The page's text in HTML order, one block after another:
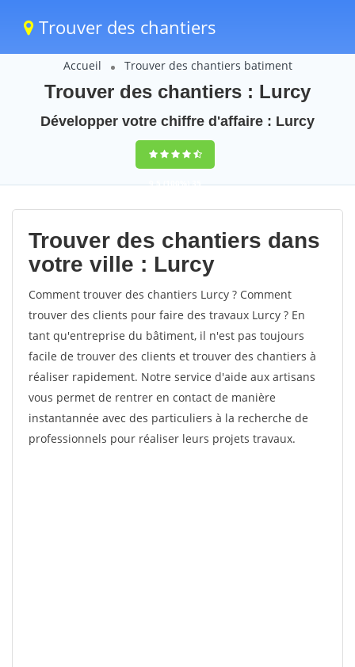
Trouver des chantiers
Accueil Trouver des chantiers batiment
Trouver des chantiers : Lurcy
Développer votre chiffre d'affaire : Lurcy
9,5(100%)35
votes
Trouver des chantiers dans
votre ville : Lurcy
Comment trouver des chantiers Lurcy ? Comment
trouver des clients pour faire des travaux Lurcy ? En
tant qu'entreprise du bâtiment, il n'est pas toujours
facile de trouver des clients et trouver des chantiers à
réaliser rapidement. Notre service d'aide aux artisans
vous permet de rentrer en contact de manière
instantannée avec des particuliers à la recherche de
professionnels pour réaliser leurs projets travaux.